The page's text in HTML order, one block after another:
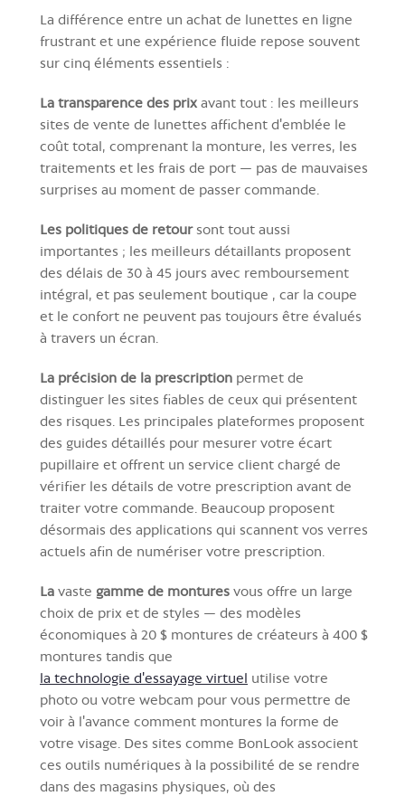
La différence entre un achat de lunettes en ligne
frustrant et une expérience fluide repose souvent
sur cinq éléments essentiels :
La transparence des prix avant tout : les meilleurs
sites de vente de lunettes affichent d'emblée le
coût total, comprenant la monture, les verres, les
traitements et les frais de port — pas de mauvaises
surprises au moment de passer commande.
Les politiques de retoursont tout aussi
importantes ; les meilleurs détaillants proposent
des délais de 30 à 45 jours avec remboursement
intégral, et pas seulement boutique , car la coupe
et le confort ne peuvent pas toujours être évalués
à travers un écran.
La précision de la prescription permet de
distinguer les sites fiables de ceux qui présentent
des risques. Les principales plateformes proposent
des guides détaillés pour mesurer votre écart
pupillaire et offrent un service client chargé de
vérifier les détails de votre prescription avant de
traiter votre commande. Beaucoup proposent
désormais des applications qui scannent vos verres
actuels afin de numériser votre prescription.
La vaste gamme de montures vous offre un large
choix de prix et de styles — des modèles
économiques à 20 $ montures de créateurs à 400 $
montures tandis que
la technologie d'essayage virtuel utilise votre
photo ou votre webcam pour vous permettre de
voir à l'avance comment montures la forme de
votre visage. Des sites comme BonLook associent
ces outils numériques à la possibilité de se rendre
dans des magasins physiques, où des